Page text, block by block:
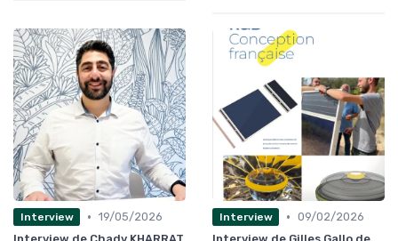
Interview • 19/05/2026
Interview • 09/02/2026